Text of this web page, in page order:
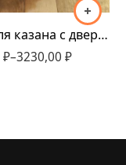
Печь для казана с дверцей 320мм-410мм
₽–3230,00 ₽